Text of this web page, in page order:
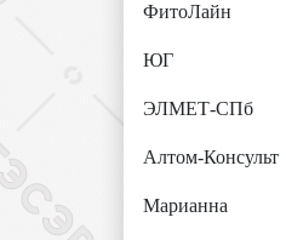
ФитоЛайн
ЮГ
ЭЛМЕТ-СПб
Алтом-Консульт
Марианна